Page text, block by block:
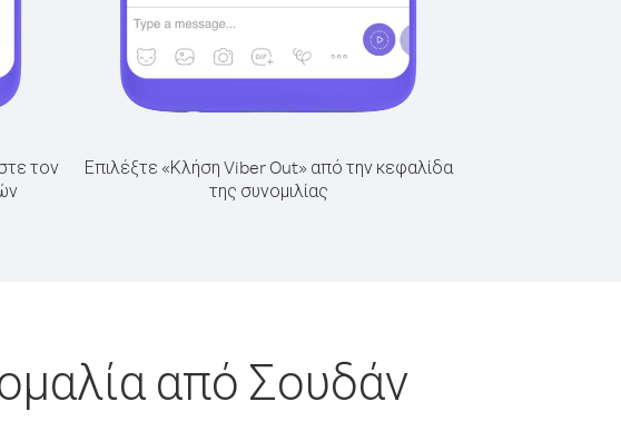
τον
Επιλέξτε «Κλήση Viber Out» από την κεφαλίδα
της συνομιλίας
από Σουδάν